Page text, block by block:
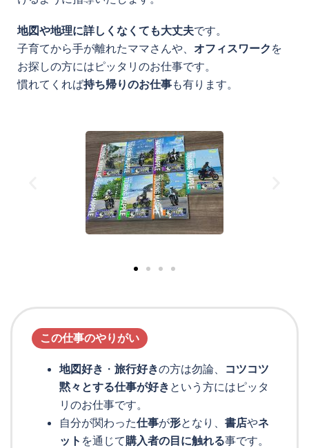
地図や地理に詳しくなくても大丈夫です。
子育てから手が離れたママさんや、 オフィスワーク を
お探しの方にはピッタリのお仕事です。
慣れてくれば持ち帰りのお仕事も有ります。
この仕事のやりがい
地図好き ・ 旅行好きの方は勿論、 コツコツ
黙々とする仕事が好き という方にはピッタ
リのお仕事です。
自分が関わった仕事が形となり、 書店やネ
ット を通じて購入者の目に触れる事です。